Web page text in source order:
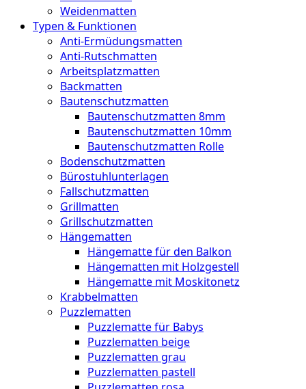
Weidenmatten
Typen & Funktionen
Anti-Ermüdungsmatten
Anti-Rutschmatten
Arbeitsplatzmatten
Backmatten
Bautenschutzmatten
Bautenschutzmatten 8mm
Bautenschutzmatten 10mm
Bautenschutzmatten Rolle
Bodenschutzmatten
Bürostuhlunterlagen
Fallschutzmatten
Grillmatten
Grillschutzmatten
Hängematten
Hängematte für den Balkon
Hängematten mit Holzgestell
Hängematte mit Moskitonetz
Krabbelmatten
Puzzlematten
Puzzlematte für Babys
Puzzlematten beige
Puzzlematten grau
Puzzlematten pastell